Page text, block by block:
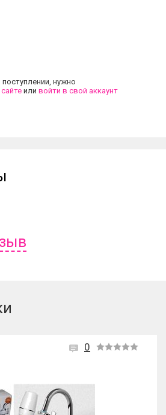
нужно
или войти в свой аккаунт
0